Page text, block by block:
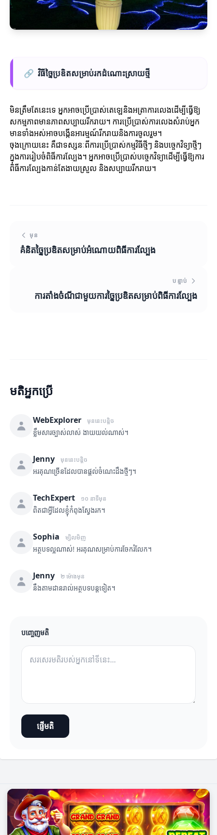
🔗 វិធីច្នៃប្រឌិតសម្រាប់រកដំណោះស្រាយថ្មី
មិនត្រឹមតែនេះទេ អ្នកអាចប្រើប្រាស់តេឡេនិងអត្រាការលេងដើម្បីធ្វើឱ្យ
សកម្មភាពមានភាពសប្បាយរីករាយ។ ការប្រើប្រាស់ការលេងសំរាប់អ្នក
មានទាំងអស់អាចបង្កើនអារម្មណ៍រីករាយនិងការចូលរួម។
ចុងក្រោយនេះ គឺជាទស្សនៈពីការប្រើប្រាស់កម្មវិធីថ្មីៗ និងបច្ចេកវិទ្យាថ្មីៗ
ក្នុងការរៀបចំពិធីការល្បែង។ អ្នកអាចប្រើប្រាស់បច្ចេកវិទ្យាដើម្បីធ្វើឱ្យការ
ពិធីការល្បែងកាន់តែងាយស្រួល និងសប្បាយរីករាយ។
មុន
គំនិតច្នៃប្រឌិតសម្រាប់អំណោយពិធីការល្បែង
បន្ទាប់
ការតាំងចំណីជាមួយការច្នៃប្រឌិតសម្រាប់ពិធីការល្បែង
មតិអ្នកប្រើ
WebExplorer មុននេះបន្តិច
ខ្លឹមសារច្បាស់លាស់ ងាយយល់ណាស់។
Jenny មុននេះបន្តិច
អរគុណច្រើនដែលបានផ្តល់ចំណេះដឹងថ្មីៗ។
TechExpert ១០ នាទីមុន
ពិតជាអ្វីដែលខ្ញុំកំពុងស្វែងរក។
Sophia ម្សិលមិញ
អត្ថបទល្អណាស់! អរគុណសម្រាប់ការចែករំលែក។
Jenny ២ ម៉ោងមុន
នឹងតាមដានរាល់អត្ថបទបន្តទៀត។
បញ្ចេញមតិ
ផ្ញើមតិ